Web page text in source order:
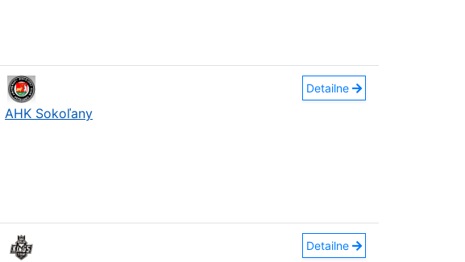
AHK Sokoľany
Detailne
Detailne